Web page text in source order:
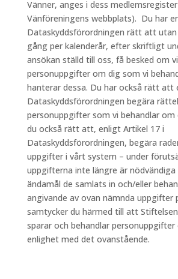
Vänner, anges i dess
Vänföreningens webbplats). Du har
Dataskyddsförordningen rätt att
gång per kalenderår, efter skriftligt
ansökan ställd till oss, få besked om
personuppgifter om dig som vi
hanterar dessa. Du har också rätt att
Dataskyddsförordningen begära
personuppgifter som vi behandlar om
du också rätt att, enligt Artikel 17 i
Dataskyddsförordningen, begära
uppgifter i vårt system – under
uppgifterna inte längre är
ändamål de samlats in och/eller
angivande av ovan nämnda uppgifter
samtycker du härmed till att
sparar och behandlar
enlighet med det ovanstående.